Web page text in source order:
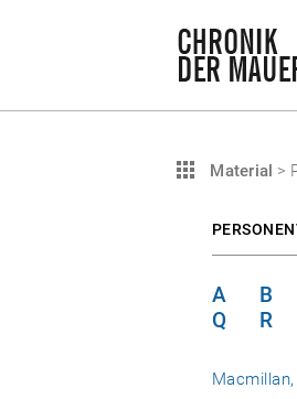
Material >
A B
Q
R